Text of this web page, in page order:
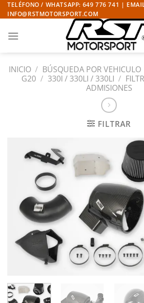
Saltar
al
TELÉFONO / WHATSAPP: 649 776 741 |
INFO@RSTMOTORSPORT.COM
INICIO / BÚSQUEDA POR VEHICULO
G20 / 330I / 330LI / 330LI /
ADMISIONES
FILTRAR